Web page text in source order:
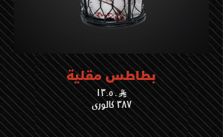
بطاطس مقلية
١٣.٥٠
٣٨٧ كالوري